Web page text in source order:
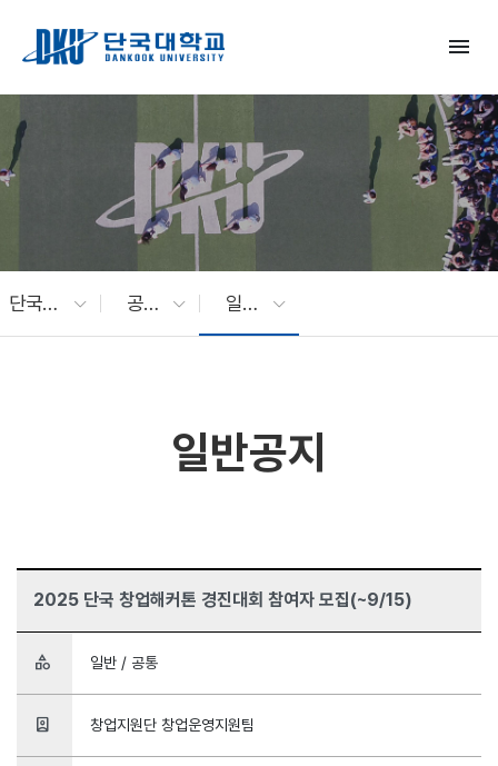
menu
단국대 소식 공지사항 일반공지
일반공지
2025 단국 창업해커톤 경진대회 참여자 모집(~9/15)
category 일반 / 공통
person_book 창업지원단 창업운영지원팀